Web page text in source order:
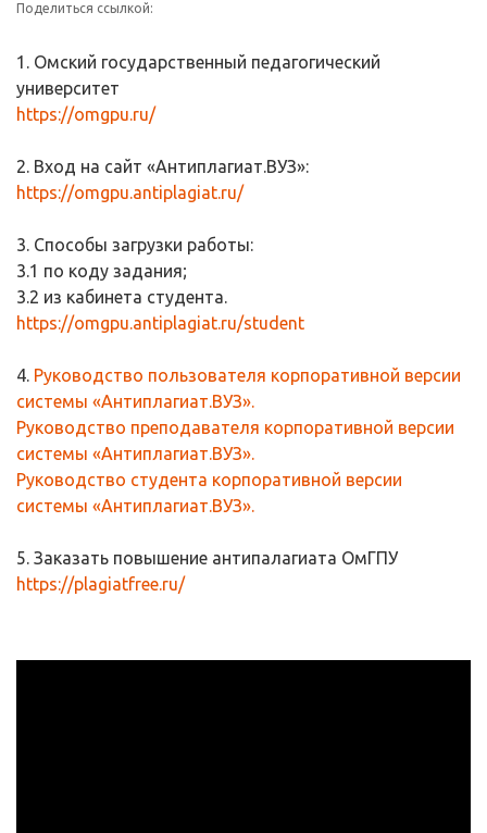
Поделиться ссылкой:
1. Омский государственный педагогический
университет
https://omgpu.ru/
2. Вход на сайт «Антиплагиат.ВУЗ»:
https://omgpu.antiplagiat.ru/
3. Способы загрузки работы:
3.1 по коду задания;
3.2 из кабинета студента.
https://omgpu.antiplagiat.ru/student
4. Руководство пользователя корпоративной версии
системы «Антиплагиат.ВУЗ».
Руководство преподавателя корпоративной версии
системы «Антиплагиат.ВУЗ».
Руководство студента корпоративной версии
системы «Антиплагиат.ВУЗ».
5. Заказать повышение антипалагиата ОмГПУ
https://plagiatfree.ru/